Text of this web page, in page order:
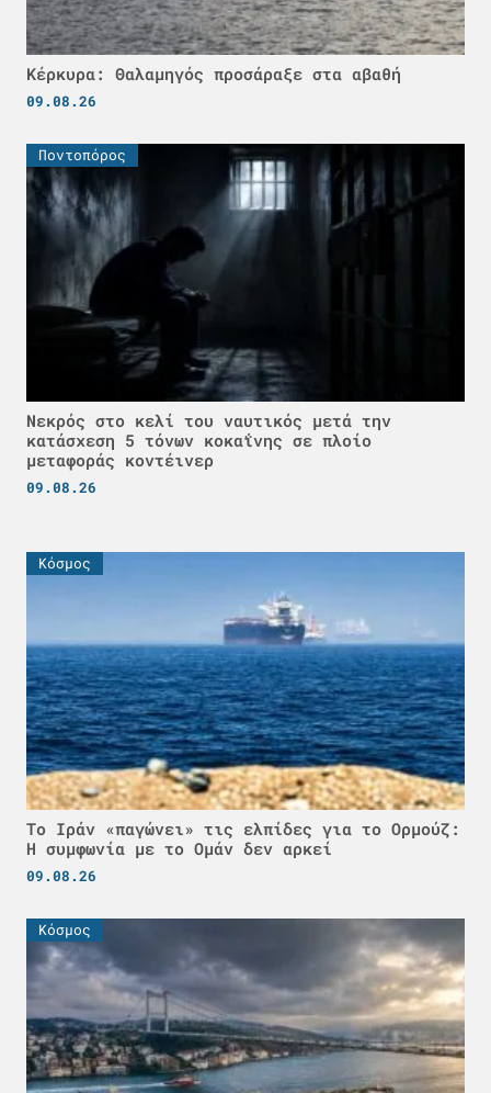
Κέρκυρα: Θαλαμηγός προσάραξε στα αβαθή
09.08.26
Ποντοπόρος
Νεκρός στο κελί του ναυτικός μετά την
κατάσχεση 5 τόνων κοκαΐνης σε πλοίο
μεταφοράς κοντέινερ
09.08.26
Κόσμος
Το Ιράν «παγώνει» τις ελπίδες για το Ορμούζ:
Η συμφωνία με το Ομάν δεν αρκεί
09.08.26
Κόσμος